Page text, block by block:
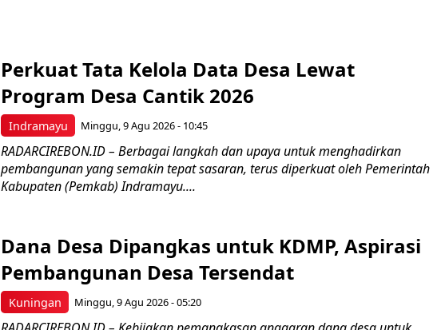
Indramayu
Perkuat Tata Kelola Data Desa Lewat
Program Desa Cantik 2026
Minggu, 9 Agu 2026 - 10:45
RADARCIREBON.ID – Berbagai langkah dan upaya untuk menghadirkan
pembangunan yang semakin tepat sasaran, terus diperkuat oleh Pemerintah
Kabupaten (Pemkab) Indramayu....
Kuningan
Dana Desa Dipangkas untuk KDMP, Aspirasi
Pembangunan Desa Tersendat
Minggu, 9 Agu 2026 - 05:20